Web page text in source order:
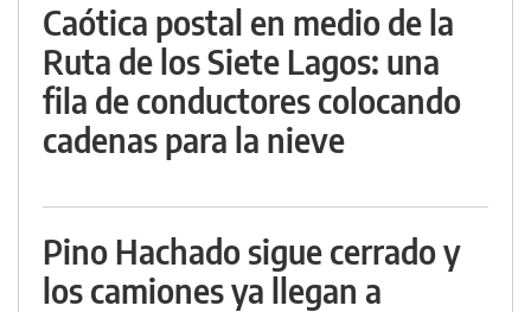
Caótica postal en medio de la
Ruta de los Siete Lagos: una
fila de conductores colocando
cadenas para la nieve
Pino Hachado sigue cerrado y
los camiones ya llegan a